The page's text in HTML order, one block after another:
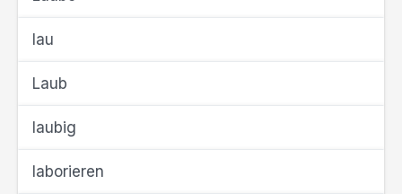
lau
Laub
laubig
laborieren